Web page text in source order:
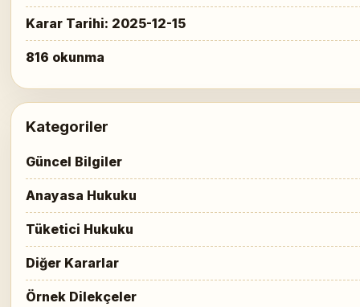
Karar Tarihi: 2025-12-15
816 okunma
Kategoriler
Güncel Bilgiler
Anayasa Hukuku
Tüketici Hukuku
Diğer Kararlar
Örnek Dilekçeler